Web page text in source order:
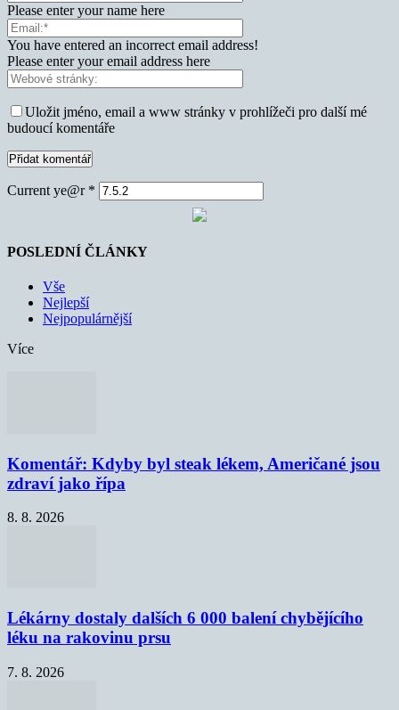
Please enter your name here
You have entered an incorrect email address!
Please enter your email address here
Uložit jméno, email a www stránky v prohlížeči pro další mé
budoucí komentáře
Current ye@r *
POSLEDNÍ ČLÁNKY
Vše
Nejlepší
Nejpopulárnější
Více
Komentář: Kdyby byl steak lékem, Američané jsou
zdraví jako řípa
8. 8. 2026
Lékárny dostaly dalších 6 000 balení chybějícího
léku na rakovinu prsu
7. 8. 2026